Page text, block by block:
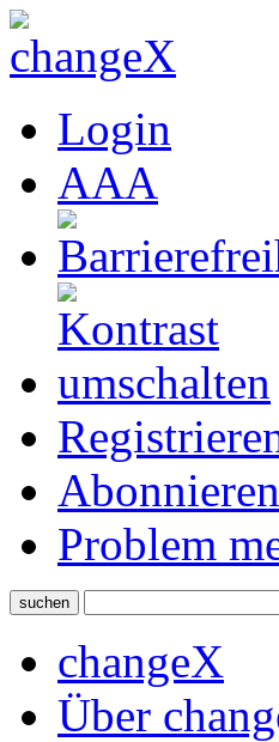
Login
AAA
Abonnieren
Problem
suchen
changeX
Über